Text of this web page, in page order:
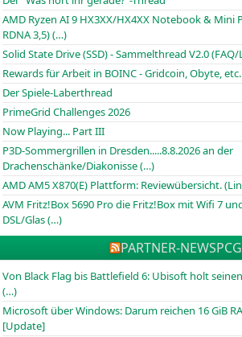
AMD Ryzen AI 9 HX3XX/HX4XX Notebook & Mini
RDNA 3,5) (…)
Solid State Drive (SSD) - Sammelthread V2.0
Rewards für Arbeit in BOINC - Gridcoin, Obyte,
Der Spiele-Laberthread
PrimeGrid Challenges 2026
Now Playing... Part III
P3D-Sommergrillen in Dresden.....8.8.2026 an der
Drachenschänke/Diakonisse (…)
AMD AM5 X870(E) Plattform: Reviewübersicht.
AVM Fritz!Box 5690 Pro die Fritz!Box mit Wifi 7
DSL/Glas (…)
PARTNER-NEWS
Von Black Flag bis Battlefield 6: Ubisoft holt
(…)
Microsoft über Windows: Darum reichen 16 GiB
[Update]